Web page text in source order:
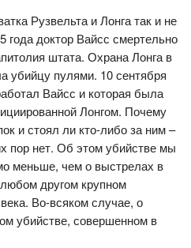
Рузвельта и Лонга так и не
года доктор Вайсс смертельно
штата. Охрана Лонга в
убийцу пулями. 10 сентября
Вайсс и которая была
Лонгом. Почему
и стоял ли кто-либо за ним –
пор нет. Об этом убийстве мы
меньше, чем о выстрелах в
другом крупном
Во-всяком случае, о
убийстве, совершенном в